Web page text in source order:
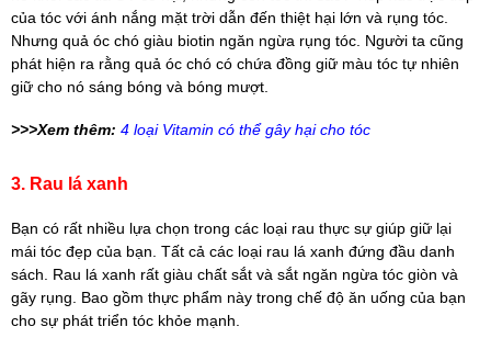
của tóc với ánh nắng mặt trời dẫn đến thiệt hại lớn và rụng tóc.
Nhưng quả óc chó giàu biotin ngăn ngừa rụng tóc. Người ta cũng
phát hiện ra rằng quả óc chó có chứa đồng giữ màu tóc tự nhiên
giữ cho nó sáng bóng và bóng mượt.
>>>Xem thêm: 4 loại Vitamin có thể gây hại cho tóc
3. Rau lá xanh
Bạn có rất nhiều lựa chọn trong các loại rau thực sự giúp giữ lại
mái tóc đẹp của bạn. Tất cả các loại rau lá xanh đứng đầu danh
sách. Rau lá xanh rất giàu chất sắt và sắt ngăn ngừa tóc giòn và
gãy rụng. Bao gồm thực phẩm này trong chế độ ăn uống của bạn
cho sự phát triển tóc khỏe mạnh.